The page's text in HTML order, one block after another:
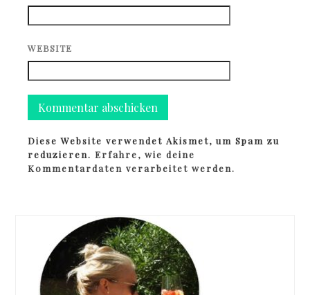
WEBSITE
Diese Website verwendet Akismet, um Spam zu
reduzieren.Erfahre, wie deine
Kommentardaten verarbeitet werden.